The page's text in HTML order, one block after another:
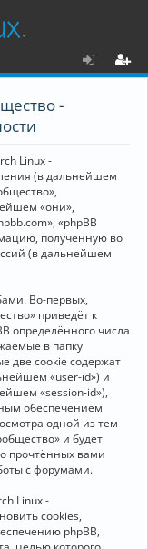
-
Linux -
(в дальнейшем
«они»,
«phpBB
полученную во
(в дальнейшем
Во-первых,
приведёт к
определённого числа
в папку
две cookie содержат
«user-id») и
«session-id»),
обеспечением
одной из тем
и будет
прочтённых вами
с форумами.
Linux -
cookies,
phpBB,